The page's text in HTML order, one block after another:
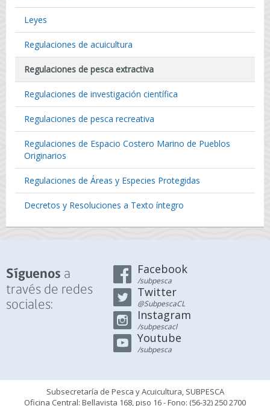
Leyes
Regulaciones de acuicultura
Regulaciones de pesca extractiva
Regulaciones de investigación científica
Regulaciones de pesca recreativa
Regulaciones de Espacio Costero Marino de Pueblos
Originarios
Regulaciones de Áreas y Especies Protegidas
Decretos y Resoluciones a Texto íntegro
Síguenos a
través de redes
sociales:
Facebook
/subpesca
Twitter
@SubpescaCL
Instagram
/subpescacl
Youtube
/subpesca
Subsecretaría de Pesca y Acuicultura, SUBPESCA
Oficina Central: Bellavista 168, piso 16 - Fono: (56-32) 250 2700